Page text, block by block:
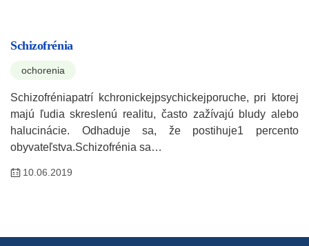
Schizofrénia
ochorenia
Schizofréniapatrí kchronickejpsychickejporuche, pri ktorej
majú ľudia skreslenú realitu, často zažívajú bludy alebo
halucinácie. Odhaduje sa, že postihuje1 percento
obyvateľstva.Schizofrénia sa…
10.06.2019